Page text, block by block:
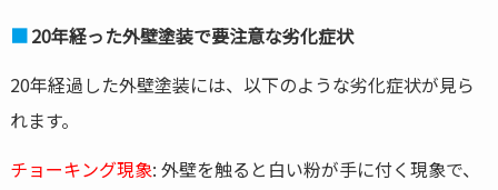
20年経った外壁塗装で要注意な劣化症状
20年経過した外壁塗装には、以下のような劣化症状が見ら
れます。
チョーキング現象: 外壁を触ると白い粉が手に付く現象で、